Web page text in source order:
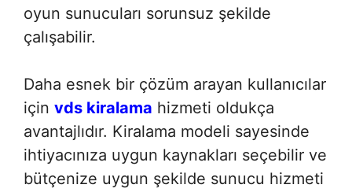
oyun sunucuları sorunsuz şekilde
çalışabilir.
Daha esnek bir çözüm arayan kullanıcılar
için vds kiralama hizmeti oldukça
avantajlıdır. Kiralama modeli sayesinde
ihtiyacınıza uygun kaynakları seçebilir ve
bütçenize uygun şekilde sunucu hizmeti